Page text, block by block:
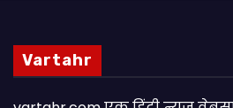
Vartahr